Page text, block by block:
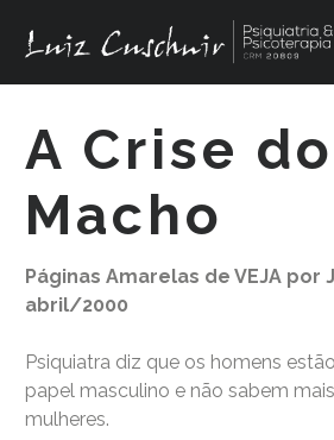
A Crise do
Macho
Páginas Amarelas de VEJA por
abril/2000
Psiquiatra diz que os homens
papel masculino e não sabem
mulheres.